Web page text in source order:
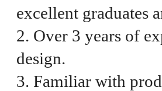
excellent graduates
2. Over 3 years of
design.
3. Familiar with